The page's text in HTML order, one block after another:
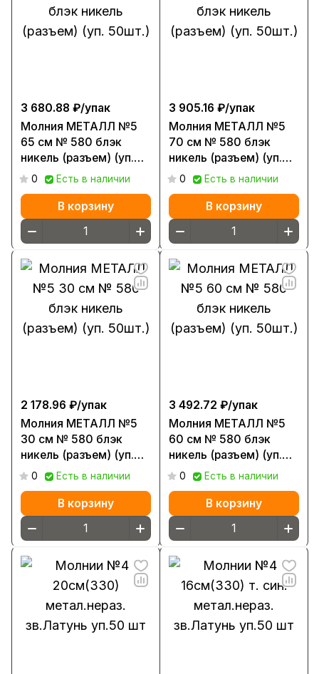
3 680.88 ₽/упак
Молния МЕТАЛЛ №5
65 см № 580 блэк
никель (разъем) (уп.
50шт.)
0 Есть в наличии
В корзину
3 905.16 ₽/упак
Молния МЕТАЛЛ №5
70 см № 580 блэк
никель (разъем) (уп.
50шт.)
0 Есть в наличии
В корзину
2 178.96 ₽/упак
Молния МЕТАЛЛ №5
30 см № 580 блэк
никель (разъем) (уп.
50шт.)
0 Есть в наличии
В корзину
3 492.72 ₽/упак
Молния МЕТАЛЛ №5
60 см № 580 блэк
никель (разъем) (уп.
50шт.)
0 Есть в наличии
В корзину